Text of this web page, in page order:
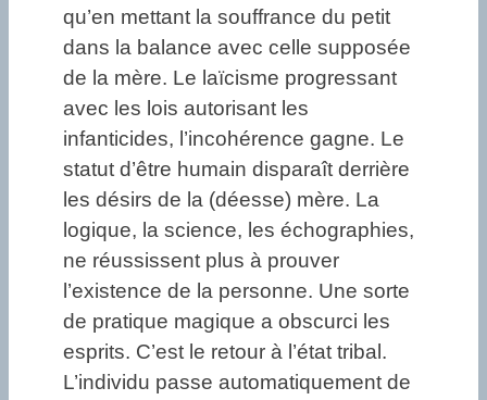
qu’en mettant la souffrance du petit
dans la balance avec celle supposée
de la mère. Le laïcisme progressant
avec les lois autorisant les
infanticides, l’incohérence gagne. Le
statut d’être humain disparaît derrière
les désirs de la (déesse) mère. La
logique, la science, les échographies,
ne réussissent plus à prouver
l’existence de la personne. Une sorte
de pratique magique a obscurci les
esprits. C’est le retour à l’état tribal.
L’individu passe automatiquement de